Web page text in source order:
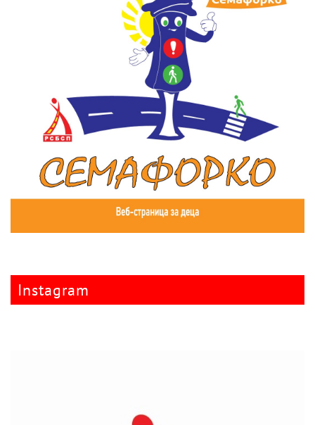
Instagram